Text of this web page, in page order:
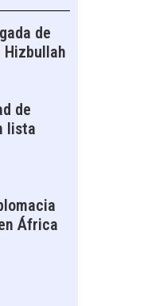
de
Hizbullah
de
lista
África